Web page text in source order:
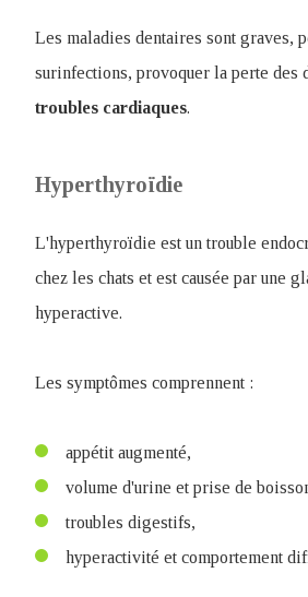
Les maladies dentaires sont graves,
surinfections, provoquer la perte des
troubles cardiaques.
Hyperthyroïdie
L'hyperthyroïdie est un trouble
chez les chats et est causée par une
hyperactive.
Les symptômes comprennent :
appétit augmenté,
volume d'urine et prise de
troubles digestifs,
hyperactivité et comportement